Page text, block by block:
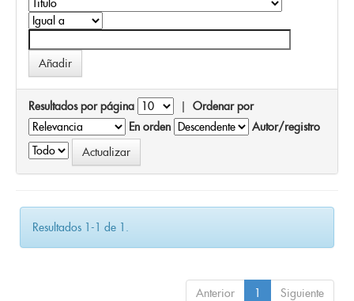
Resultados por página | Ordenar por
En orden
Autor/registro
Resultados 1-1 de 1.
Anterior 1 Siguiente